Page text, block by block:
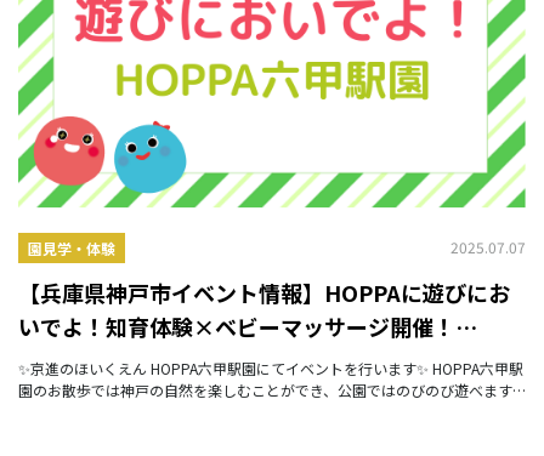
園見学・体験 2025.07.07
【兵庫県神戸市イベント情報】HOPPAに遊びにお
いでよ！知育体験×ベビーマッサージ開催！
【HOPPA六甲駅園】
✨京進のほいくえん HOPPA六甲駅園にてイベントを行います✨ HOPPA六甲駅
園のお散歩では神戸の自然を楽しむことができ、公園ではのびのび遊べます✨